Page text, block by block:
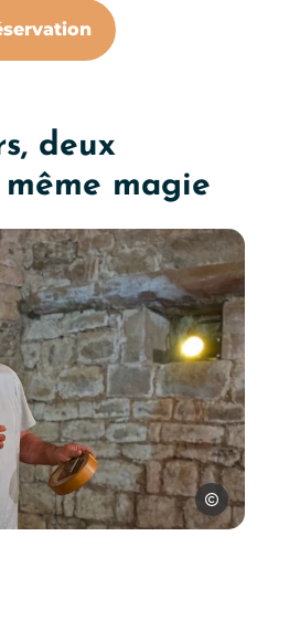
deux
magie
Galaret, © SPL Ouest Aveyron
SPL Ouest